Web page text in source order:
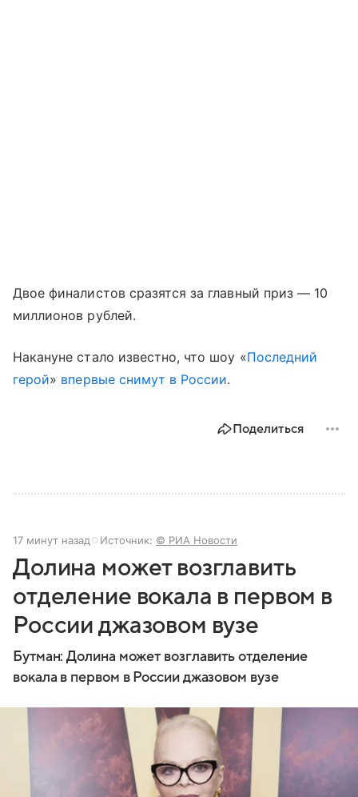
Двое финалистов сразятся за главный приз — 10
миллионов рублей.
Накануне стало известно, что шоу «Последний
герой» впервые снимут в России.
Поделиться
17 минут назад Источник: © РИА Новости
Долина может возглавить
отделение вокала в первом в
России джазовом вузе
Бутман: Долина может возглавить отделение
вокала в первом в России джазовом вузе